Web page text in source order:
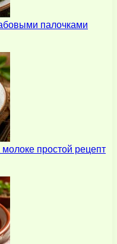
палочками
простой рецепт